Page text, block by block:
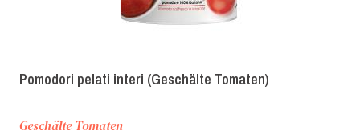
Pomodori pelati interi (Geschälte Tomaten)
Geschälte Tomaten